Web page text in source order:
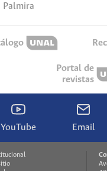
Palmira
Portal de
revistas
YouTube Email